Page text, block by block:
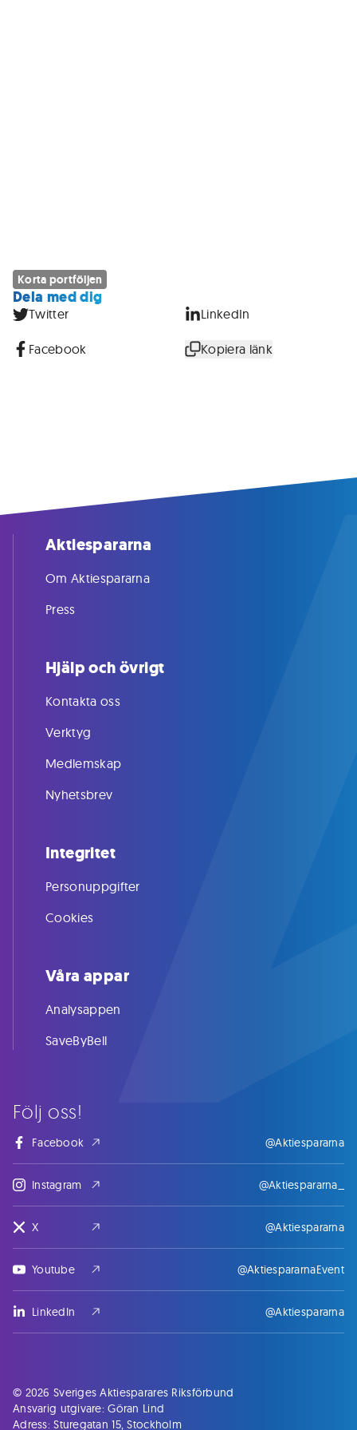
Korta portföljen
Dela med dig
Twitter LinkedIn
Facebook Kopiera länk
Följ oss!
Facebook @Aktiespararna
Instagram @Aktiespararna_
X @Aktiespararna
Youtube @AktiespararnaEvent
LinkedIn @Aktiespararna
Aktiespararna
Om Aktiespararna
Press
Hjälp och övrigt
Kontakta oss
Verktyg
Medlemskap
Nyhetsbrev
Integritet
Personuppgifter
Cookies
Våra appar
Analysappen
SaveByBell
© 2026 Sveriges Aktiesparares Riksförbund
Ansvarig utgivare: Göran Lind
Adress: Sturegatan 15, Stockholm